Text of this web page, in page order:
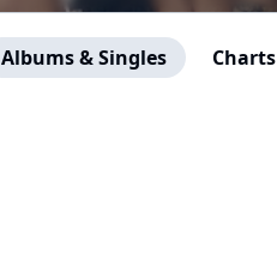
Albums & Singles Charts